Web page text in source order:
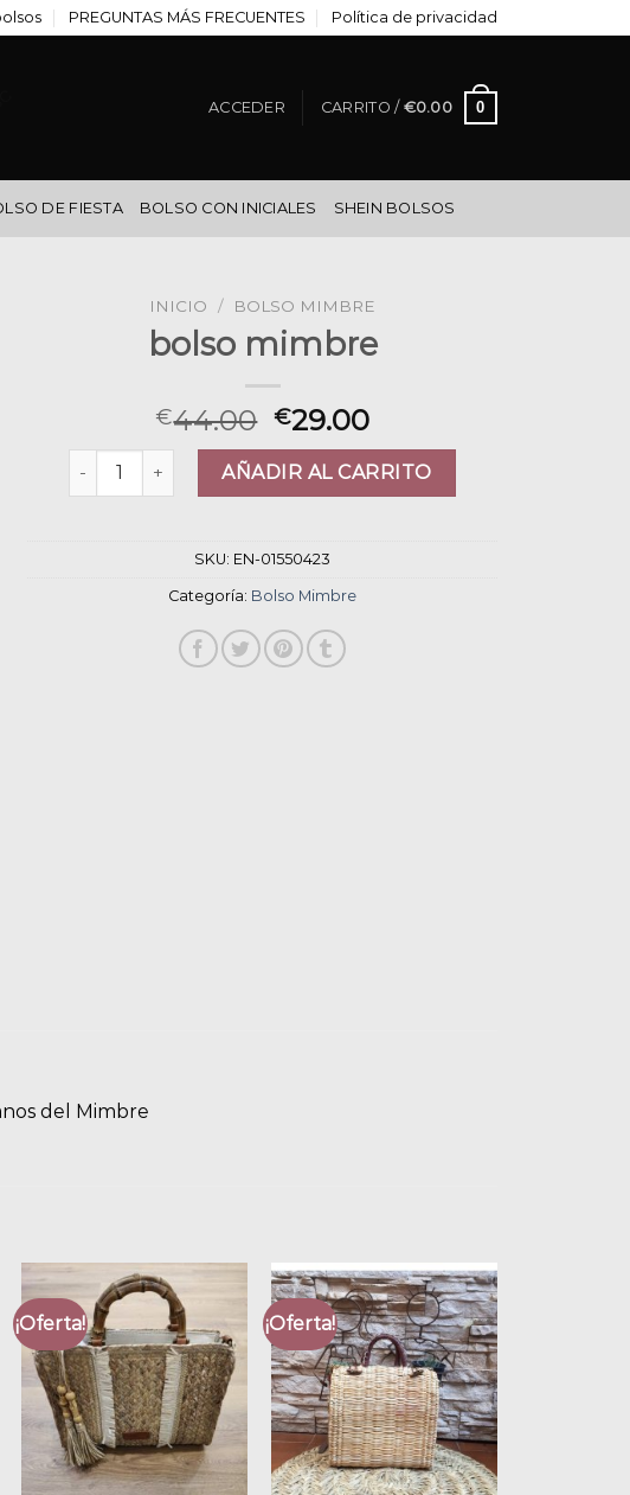
PREGUNTAS MÁS FRECUENTES Política de privacidad
ACCEDER CARRITO / €0.00 0
DE FIESTA BOLSO CON INICIALES SHEIN BOLSOS
INICIO / BOLSO MIMBRE
bolso mimbre
€44.00 €29.00
bolso mimbre cantidadAÑADIR AL CARRITO
SKU: EN-01550423
Categoría: Bolso Mimbre
del Mimbre
¡Oferta! ¡Oferta!